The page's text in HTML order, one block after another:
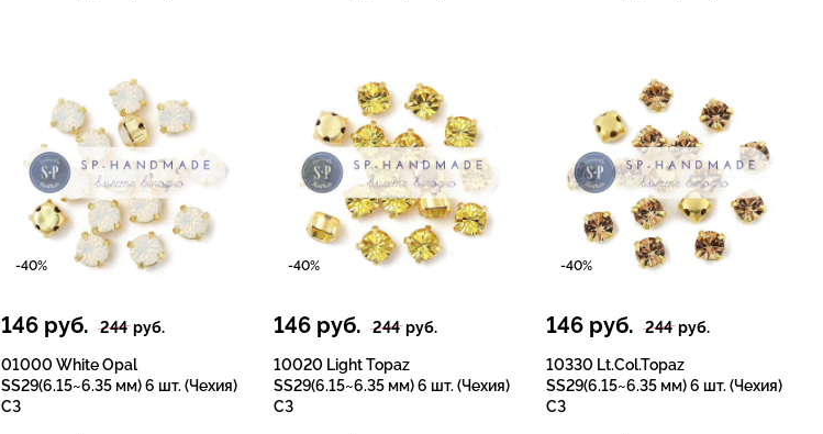
-40%
146 руб. 244руб.
01000 White Opal
SS29(6.15~6.35 мм) 6 шт. (Чехия)
СЗ
-40%
146 руб. 244руб.
10020 Light Topaz
SS29(6.15~6.35 мм) 6 шт. (Чехия)
СЗ
-40%
146 руб. 244руб.
10330 Lt.Col.Topaz
SS29(6.15~6.35 мм) 6 шт. (Чехия)
СЗ